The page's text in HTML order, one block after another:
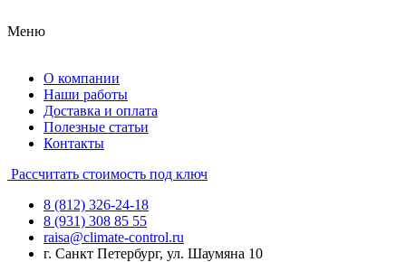
Меню
О компании
Наши работы
Доставка и оплата
Полезные статьи
Контакты
Рассчитать стоимость под ключ
8 (812) 326-24-18
8 (931) 308 85 55
raisa@climate-control.ru
г. Санкт Петербург, ул. Шаумяна 10